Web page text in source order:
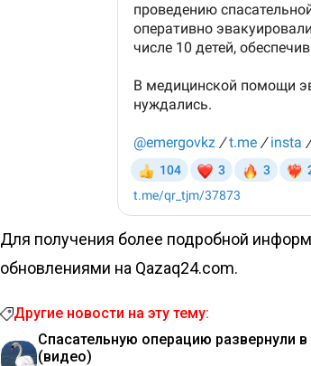
Для получения более подробной
обновлениями на Qazaq24.com.
Другие новости на эту тему:
Спасательную операцию развернули
(видео)